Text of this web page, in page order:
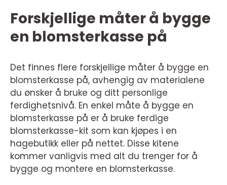
Forskjellige måter å bygge
en blomsterkasse på
Det finnes flere forskjellige måter å bygge en
blomsterkasse på, avhengig av materialene
du ønsker å bruke og ditt personlige
ferdighetsnivå. En enkel måte å bygge en
blomsterkasse på er å bruke ferdige
blomsterkasse-kit som kan kjøpes i en
hagebutikk eller på nettet. Disse kitene
kommer vanligvis med alt du trenger for å
bygge og montere en blomsterkasse.